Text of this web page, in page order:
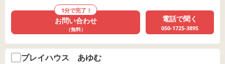
1分で完了！
お問い合わせ
（無料）
電話で聞く
050-1725-3895
プレイハウス あゆむ